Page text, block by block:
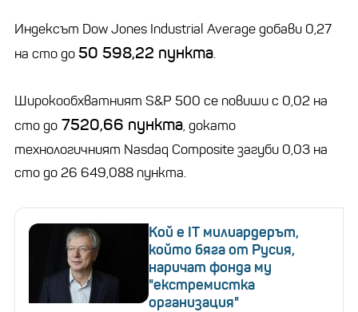
Индексът Dow Jones Industrial Average добави 0,27
на сто до50 598,22 пункта.
Широкообхватният S&P 500 се повиши с 0,02 на
сто до 7520,66 пункта, докато
технологичният Nasdaq Composite загуби 0,03 на
сто до 26 649,088 пункта.
Кой е IT милиардерът,
който бяга от Русия,
наричат фонда му
"екстремистка
организация"